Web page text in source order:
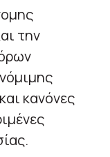
την
κανόνες